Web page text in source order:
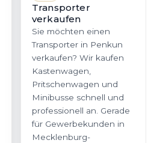
Transporter
verkaufen
Sie möchten einen
Transporter in Penkun
verkaufen? Wir kaufen
Kastenwagen,
Pritschenwagen und
Minibusse schnell und
professionell an. Gerade
für Gewerbekunden in
Mecklenburg-